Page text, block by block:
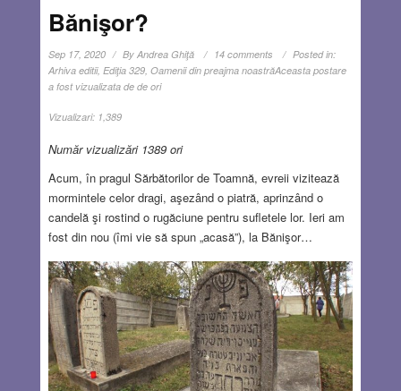
Bănişor?
Sep 17, 2020 By Andrea Ghiţă 14 comments
Posted in:
Arhiva editii, Ediţia 329, Oamenii din preajma noastrăAceasta postare
a fost vizualizata de de ori
Vizualizari: 1,389
Număr vizualizări 1389 ori
Acum, în pragul Sărbătorilor de Toamnă, evreii vizitează
mormintele celor dragi, aşezând o piatră, aprinzând o
candelă şi rostind o rugăciune pentru sufletele lor. Ieri am
fost din nou (îmi vie să spun „acasă”), la Bănişor…